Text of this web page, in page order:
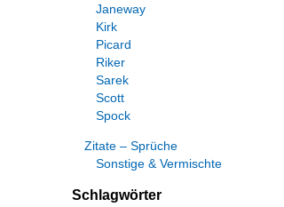
Janeway
Kirk
Picard
Riker
Sarek
Scott
Spock
Zitate – Sprüche
Sonstige & Vermischte
Schlagwörter